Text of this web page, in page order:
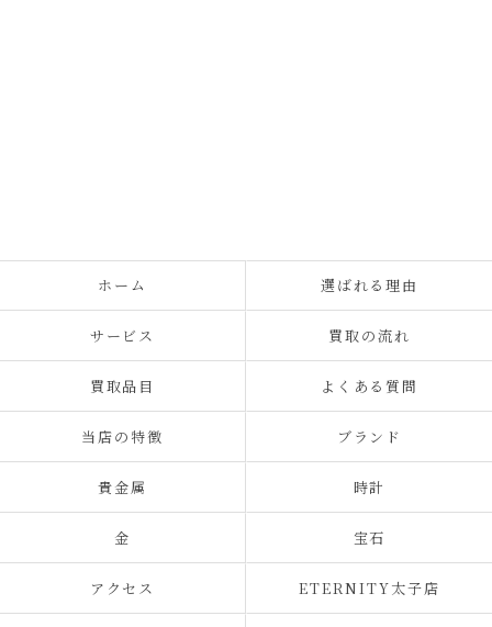
ホーム 選ばれる理由
サービス 買取の流れ
買取品目 よくある質問
当店の特徴 ブランド
貴金属 時計
金 宝石
アクセス ETERNITY太子店